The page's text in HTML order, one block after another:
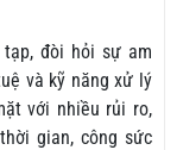
đòi hỏi sự am
và kỹ năng xử lý
với nhiều rủi ro,
gian, công sức